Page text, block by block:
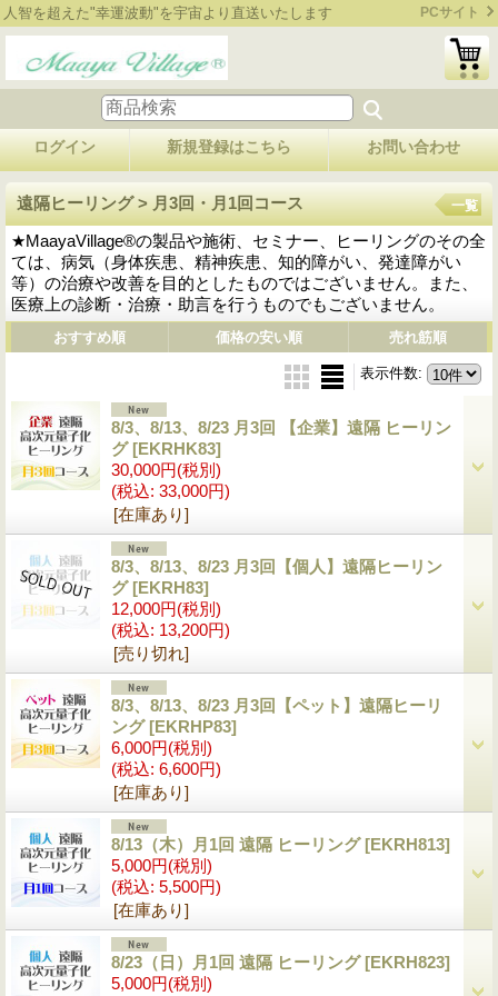
人智を超えた"幸運波動"を宇宙より直送いたします PCサイト
ログイン 新規登録はこちら お問い合わせ
遠隔ヒーリング > 月3回・月1回コース
★MaayaVillage®の製品や施術、セミナー、ヒーリングのその全
ては、病気（身体疾患、精神疾患、知的障がい、発達障がい
等）の治療や改善を目的としたものではございません。また、
医療上の診断・治療・助言を行うものでもございません。
一覧
おすすめ順 価格の安い順 売れ筋順
表示件数:
8/3、8/13、8/23 月3回 【企業】遠隔 ヒーリン
グ[EKRHK83]
30,000円(税別)
(税込: 33,000円)
[在庫あり]
8/3、8/13、8/23 月3回【個人】遠隔ヒーリン
グ[EKRH83]
12,000円(税別)
(税込: 13,200円)
[売り切れ]
8/3、8/13、8/23 月3回【ペット】遠隔ヒーリ
ング[EKRHP83]
6,000円(税別)
(税込: 6,600円)
[在庫あり]
8/13（木）月1回 遠隔 ヒーリング[EKRH813]
5,000円(税別)
(税込: 5,500円)
[在庫あり]
8/23（日）月1回 遠隔 ヒーリング[EKRH823]
5,000円(税別)